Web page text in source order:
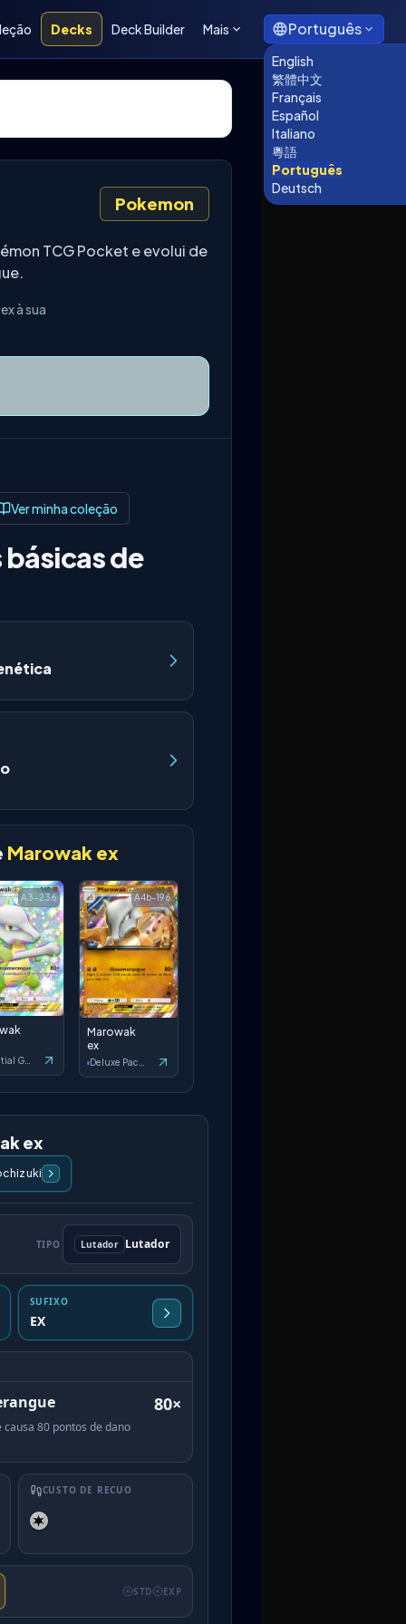
Decks Deck Builder Mais Português
English
繁體中文
Français
Español
Italiano
粵語
Português
Deutsch
Pokemon
TCG Pocket e evolui de
à sua
Ver minha coleção
de
Marowak ex
A3-236
Celestial Guardians
A4b-196
Marowak
ex
ex
TIPO Lutador Lutador
SUFIXO
EX
causa 80 pontos de dano
80×
CUSTO DE RECUO
STD EXP